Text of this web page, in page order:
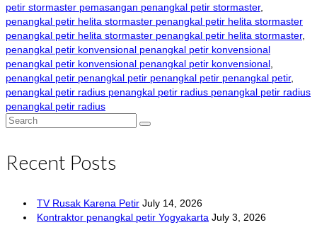
petir stormaster pemasangan penangkal petir stormaster,
penangkal petir helita stormaster penangkal petir helita stormaster
penangkal petir helita stormaster penangkal petir helita stormaster,
penangkal petir konvensional penangkal petir konvensional
penangkal petir konvensional penangkal petir konvensional
penangkal petir penangkal petir penangkal petir penangkal petir,
penangkal petir radius penangkal petir radius penangkal petir radius
penangkal petir radius
Search
Recent Posts
TV Rusak Karena Petir July 14, 2026
Kontraktor penangkal petir Yogyakarta July 3, 2026